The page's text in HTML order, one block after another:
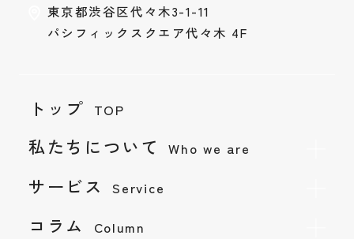
東京都渋谷区代々木3-1-11
パシフィックスクエア代々木 4F
トップ TOP
私たちについて Who we are
サービス Service
コラム Column